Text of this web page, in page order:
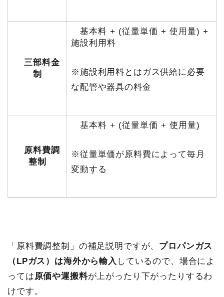
三部料金
制
基本料 + (従量単価 + 使用量) +
施設利用料
※施設利用料とはガス供給に必要
な配管や器具の料金
原料費調
整制
基本料 + (従量単価 + 使用量)
※従量単価が原料費によって毎月
変動する
「原料費調整制」の補足説明ですが、 プロパンガス
（LPガス）は海外から輸入 しているので、場合によ
っては原価や運搬料が上がったり下がったりするわ
けです。